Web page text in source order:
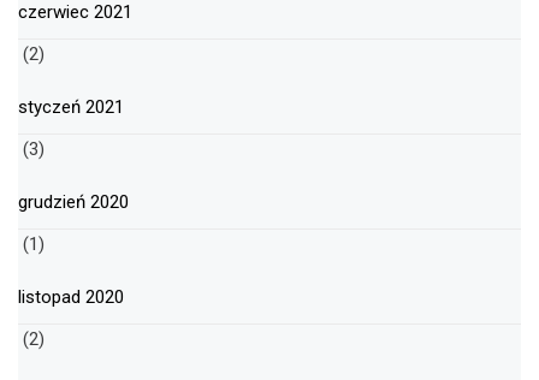
czerwiec 2021
(2)
styczeń 2021
(3)
grudzień 2020
(1)
listopad 2020
(2)